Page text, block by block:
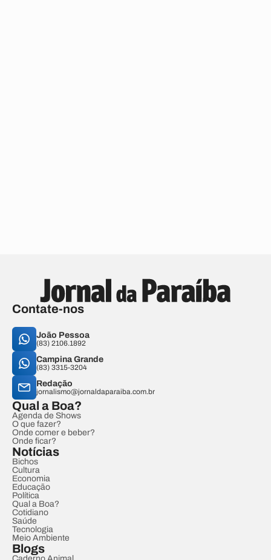
Contate-nos
João Pessoa
(83) 2106.1892
Campina Grande
(83) 3315-3204
Redação
jornalismo@jornaldaparaiba.com.br
Qual a Boa?
Agenda de Shows
O que fazer?
Onde comer e beber?
Onde ficar?
Notícias
Bichos
Cultura
Economia
Educação
Política
Qual a Boa?
Cotidiano
Saúde
Tecnologia
Meio Ambiente
Blogs